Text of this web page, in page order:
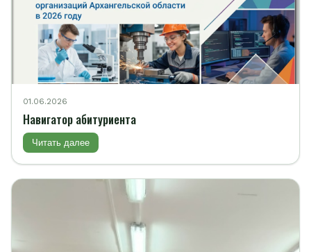
01.06.2026
Навигатор абитуриента
Читать далее